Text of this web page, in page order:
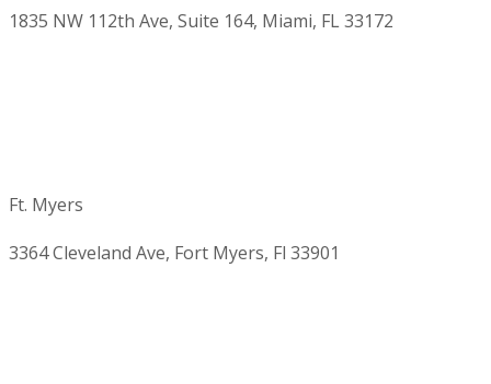
1835 NW 112th Ave, Suite 164, Miami, FL 33172
Ft. Myers
3364 Cleveland Ave, Fort Myers, Fl 33901